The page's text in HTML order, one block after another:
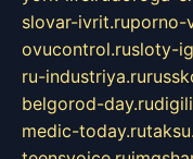
slovar-ivrit.ruporno-
ovucontrol.rusloty-
ru-industriya.ru
belgorod-day.ru
medic-today.ru